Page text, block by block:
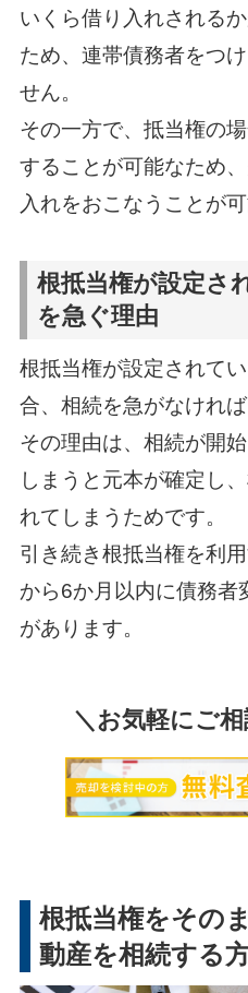
いくら借り入れされる
ため、連帯債務者をつ
せん。
その一方で、抵当権の
することが可能なため
入れをおこなうことが可
根抵当権が設定さ
を急ぐ理由
根抵当権が設定されて
合、相続を急がなければ
その理由は、相続が開
しまうと元本が確定し
れてしまうためです。
引き続き根抵当権を利
から6か月以内に債務者
があります。
＼お気軽にご
根抵当権をその
動産を相続する